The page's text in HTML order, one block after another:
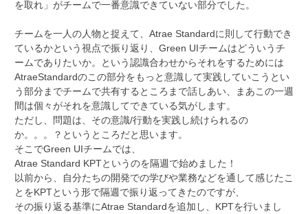
を取れ」がチームで一番意識できていない部分でした。
チームを一人の人物と捉えて、Atrae Standardに則して行動でき
ているかという視点で振り返り、Green UIチームはどういうチ
ームでありたいか。という認識合わせからそれをするためには
AtraeStandardのこの部分をもっと意識して実践していこうとい
う部分までチームで共有するところまで話しあい、まあこの一週
間は個々がそれを意識してできている気がします。
ただし、問題は、その意識/行動を実践し続けられるの
か。。。？というところだと思います。
そこでGreen UIチームでは、
Atrae Standard KPTというのを隔週で始めました！
以前から、自分たちの開発での学びや業務などを通して感じたこ
とをKPTという形で隔週で振り返ってきたのですが、
その振り返る基準にAtrae Standardを追加し、KPTを行いまし